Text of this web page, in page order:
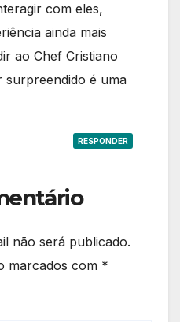
com eles,
ainda mais
ao Chef Cristiano
surpreendido é uma
RESPONDER
não será publicado.
marcados com *